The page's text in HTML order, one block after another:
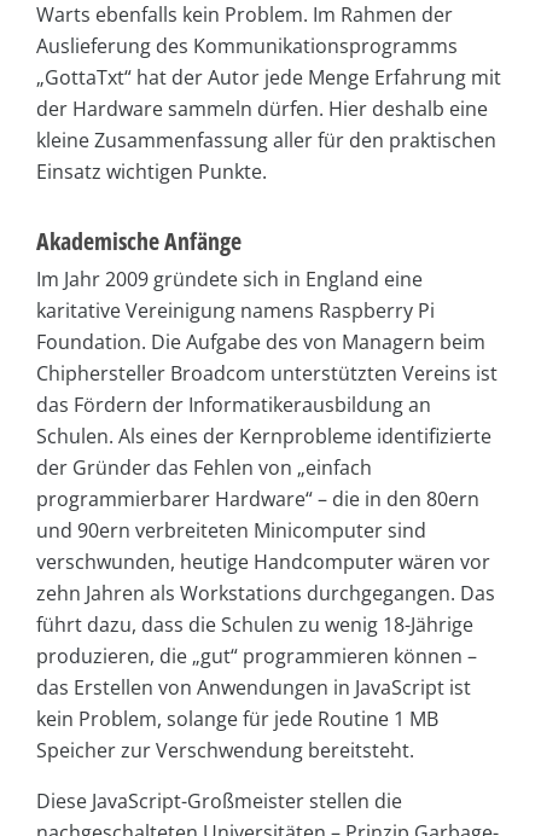
Warts ebenfalls kein Problem. Im Rahmen der
Auslieferung des Kommunikationsprogramms
„GottaTxt“ hat der Autor jede Menge Erfahrung mit
der Hardware sammeln dürfen. Hier deshalb eine
kleine Zusammenfassung aller für den praktischen
Einsatz wichtigen Punkte.
Akademische Anfänge
Im Jahr 2009 gründete sich in England eine
karitative Vereinigung namens Raspberry Pi
Foundation. Die Aufgabe des von Managern beim
Chiphersteller Broadcom unterstützten Vereins ist
das Fördern der Informatiker­ausbildung an
Schulen. Als eines der Kernprobleme identifizierte
der Gründer das Fehlen von „einfach
programmierbarer Hardware“ – die in den 80ern
und 90ern verbreiteten Minicomputer sind
verschwunden, heutige Handcomputer wären vor
zehn Jahren als Workstations durchgegangen. Das
führt dazu, dass die Schulen zu wenig 18-Jährige
produzieren, die „gut“ programmieren können –
das Erstellen von Anwendungen in JavaScript ist
kein Problem, solange für jede Routine 1 MB
Speicher zur Verschwendung bereitsteht.
Diese JavaScript-Großmeister stellen die